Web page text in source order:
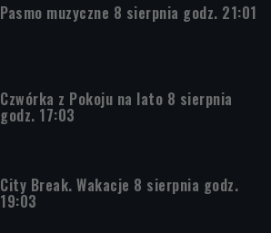
Pasmo muzyczne 8 sierpnia godz. 21:01
Czwórka z Pokoju na lato 8 sierpnia
godz. 17:03
City Break. Wakacje 8 sierpnia godz.
19:03